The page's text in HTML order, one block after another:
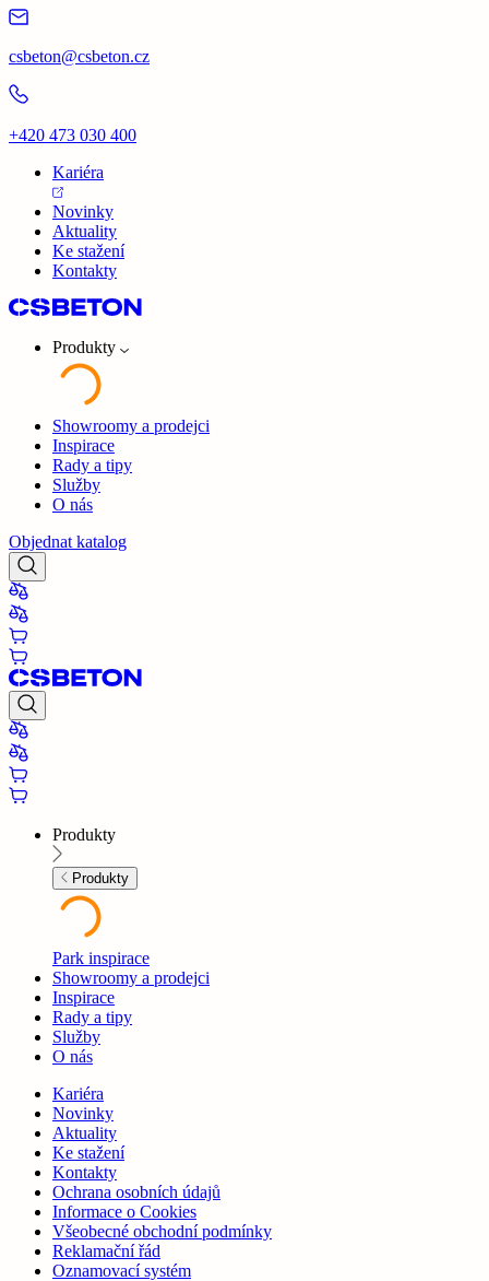
csbeton@csbeton.cz
+420 473 030 400
Kariéra
Novinky
Aktuality
Ke stažení
Kontakty
Produkty
Showroomy a prodejci
Inspirace
Rady a tipy
Služby
O nás
Objednat katalog
Produkty
Produkty
Park inspirace
Showroomy a prodejci
Inspirace
Rady a tipy
Služby
O nás
Kariéra
Novinky
Aktuality
Ke stažení
Kontakty
Ochrana osobních údajů
Informace o Cookies
Všeobecné obchodní podmínky
Reklamační řád
Oznamovací systém